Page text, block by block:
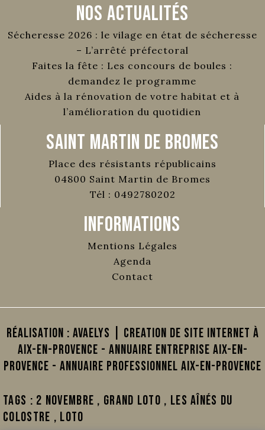
Nos Actualités
Sécheresse 2026 : le vilage en état de sécheresse
– L’arrêté préfectoral
Faites la fête : Les concours de boules :
demandez le programme
Aides à la rénovation de votre habitat et à
l’amélioration du quotidien
Saint Martin de Bromes
Place des résistants républicains
04800 Saint Martin de Bromes
Tél : 0492780202
Informations
Mentions Légales
Agenda
Contact
Réalisation : AVAELYS | Creation de site internet à
Aix-en-Provence - Annuaire Entreprise Aix-en-
Provence - Annuaire Professionnel Aix-en-Provence
Tags : 2 novembre , Grand loto , Les aînés du
Colostre , loto